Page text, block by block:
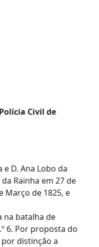
Civil de
D. Ana Lobo da
Rainha em 27 de
Março de 1825, e
na batalha de
6. Por proposta do
distinção a